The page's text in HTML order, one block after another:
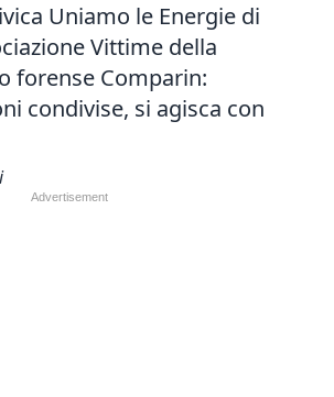
Uniamo le Energie di
Vittime della
forense Comparin:
condivise, si agisca con